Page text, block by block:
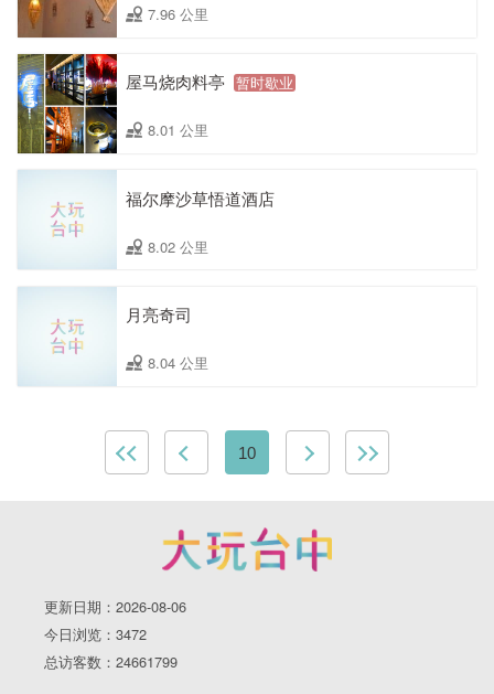
7.96 公里
屋马烧肉料亭 暂时歇业
8.01 公里
福尔摩沙草悟道酒店
8.02 公里
月亮奇司
8.04 公里
10
更新日期：2026-08-06
今日浏览：3472
总访客数：24661799